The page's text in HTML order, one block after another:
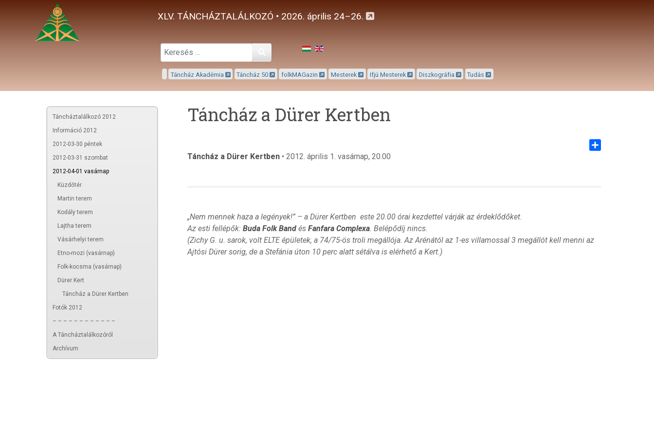
XLV. TÁNCHÁZTALÁLKOZÓ • 2026. április 24–26.
Keresés
Táncház Akadémia Táncház 50 folkMAGazin Mesterek Ifjú Mesterek Diszkográfia Tudás
Táncháztalálkozó 2012
Információ 2012
2012-03-30 péntek
2012-03-31 szombat
2012-04-01 vasárnap
Küzdőtér
Martin terem
Kodály terem
Lajtha terem
Vásárhelyi terem
Etno-mozi (vasárnap)
Folk-kocsma (vasárnap)
Dürer Kert
Táncház a Dürer Kertben
Fotók 2012
– – – – – – – – – – – –
A Táncháztalálkozóról
Archívum
Táncház a Dürer Kertben
Táncház a Dürer Kertben • 2012. április 1. vasárnap, 20.00
„Nem mennek haza a legények!” – a Dürer Kertben este 20.00 órai kezdettel várják az érdeklődőket.
Az esti fellépők: Buda Folk Band és Fanfara Complexa. Belépődíj nincs.
(Zichy G. u. sarok, volt ELTE épületek, a 74/75-ös troli megállója. Az Arénától az 1-es villamossal 3 megállót kell menni az
Ajtósi Dürer sorig, de a Stefánia úton 10 perc alatt sétálva is elérhető a Kert.)